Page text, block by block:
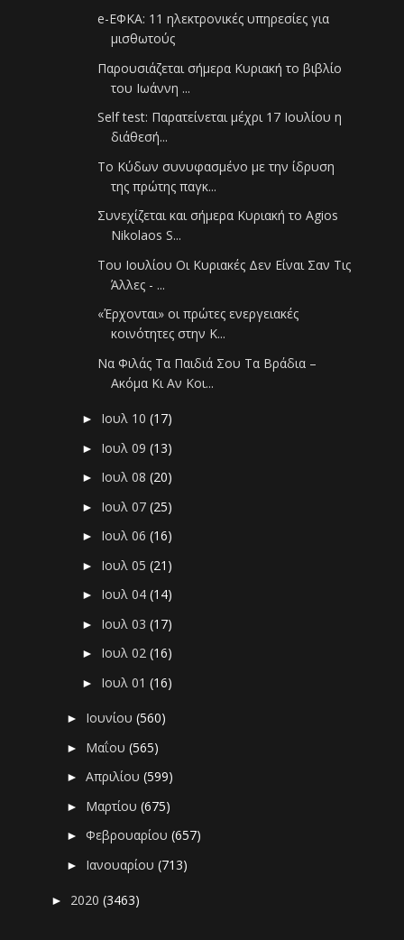
e-ΕΦΚΑ: 11 ηλεκτρονικές υπηρεσίες για
μισθωτούς
Παρουσιάζεται σήμερα Κυριακή το βιβλίο
του Ιωάννη ...
Self test: Παρατείνεται μέχρι 17 Ιουλίου η
διάθεσή...
Το Κύδων συνυφασμένο με την ίδρυση
της πρώτης παγκ...
Συνεχίζεται και σήμερα Κυριακή το Agios
Nikolaos S...
Του Ιουλίου Οι Κυριακές Δεν Είναι Σαν Τις
Άλλες - ...
«Έρχονται» οι πρώτες ενεργειακές
κοινότητες στην Κ...
Να Φιλάς Τα Παιδιά Σου Τα Βράδια –
Ακόμα Κι Αν Κοι...
► Ιουλ 10(17)
► Ιουλ 09(13)
► Ιουλ 08(20)
► Ιουλ 07(25)
► Ιουλ 06(16)
► Ιουλ 05(21)
► Ιουλ 04(14)
► Ιουλ 03(17)
► Ιουλ 02(16)
► Ιουλ 01(16)
► Ιουνίου(560)
► Μαΐου(565)
►Απριλίου(599)
► Μαρτίου(675)
►Φεβρουαρίου(657)
► Ιανουαρίου(713)
► 2020(3463)